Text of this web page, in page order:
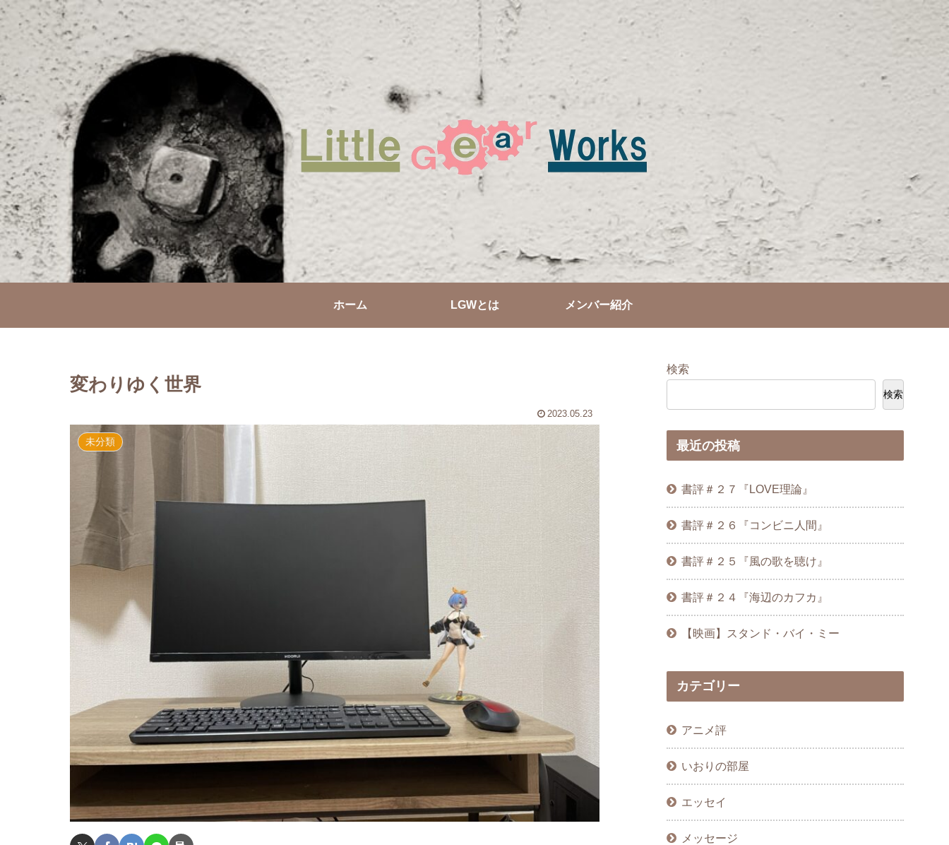
ホーム LGWとは メンバー紹介
変わりゆく世界
2023.05.23
未分類
検索
検索
最近の投稿
書評＃２７『LOVE理論』
書評＃２６『コンビニ人間』
書評＃２５『風の歌を聴け』
書評＃２４『海辺のカフカ』
【映画】スタンド・バイ・ミー
カテゴリー
アニメ評
いおりの部屋
エッセイ
メッセージ